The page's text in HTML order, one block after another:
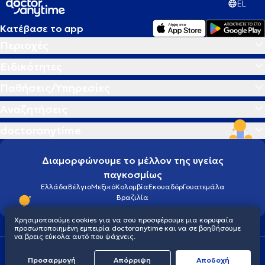
EL
Κατέβασε το app
Διαμορφώνουμε το μέλλον της υγείας
παγκοσμίως
ΕλλάδαΒέλγιοΜεξικόΚολομβίαΕκουαδόρΓουατεμάλα
Βραζιλία
Πολιτική προστασίας προσωπικού απορρήτου
© 2026 doctoranytime
Χρησιμοποιούμε cookies για να σου προσφέρουμε μια κορυφαία
προσωποποιημένη εμπειρία doctoranytime και να σε βοηθήσουμε
να βρεις εύκολα αυτό που ψάχνεις.
Προσαρμογή Απόρριψη Aποδοχή